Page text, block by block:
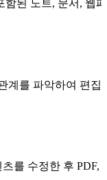
된 노트, 문서, 웹
계를 파악하여 편
를 수정한 후